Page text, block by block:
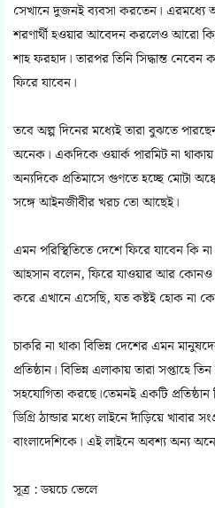
সেখানে দুজনই ব্যবসা করতেন।
শরণার্থী হওয়ার আবেদন করলেও আরো
শাহ ফরহাদ। তারপর তিনি সিদ্ধান্ত নেবেন
ফিরে যাবেন।
তবে অল্প দিনের মধ্যেই তারা বুঝতে
অনেক। একদিকে ওয়ার্ক পারমিট না
অন্যদিকে প্রতিমাসে গুণতে হচ্ছে মোটা
সঙ্গে আইনজীবীর খরচ তো আছেই।
এমন পরিস্থিতিতে দেশে ফিরে যাবেন কি
আহসান বলেন, ফিরে যাওয়ার আর কোনও
করে এখানে এসেছি, যত কষ্টই হোক না
চাকরি না থাকা বিভিন্ন দেশের এমন
প্রতিষ্ঠান। বিভিন্ন এলাকায় তারা সপ্তাহে
সহযোগিতা করছে।তেমনই একটি
ডিগ্রি ঠান্ডার মধ্যে লাইনে দাঁড়িয়ে
বাংলাদেশিকে। এই লাইনে অবশ্য অন্য
সূত্র : ডয়চে ভেলে